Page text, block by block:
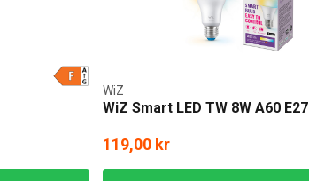
WiZ Smart LED TW 8W A60 E27
WiZ
119,00 kr